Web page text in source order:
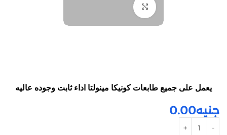
Click to enlarge
يعمل على جميع طابعات كونيكا مينولتا اداء ثابت وجوده عاليه
جنيه0.00